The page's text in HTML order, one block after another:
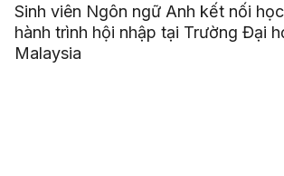
Sinh viên Ngôn ngữ Anh kết nối
hành trình hội nhập tại Trường Đại
Malaysia